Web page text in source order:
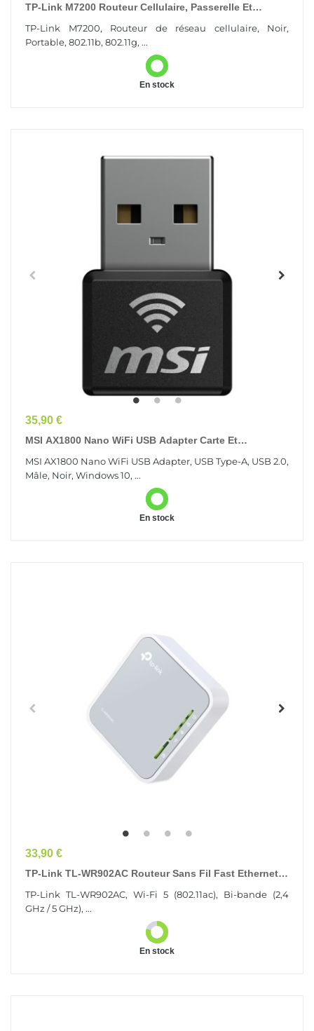
TP-Link M7200 Routeur Cellulaire, Passerelle Et
TP-Link M7200, Routeur de réseau cellulaire, Noir,
Portable, 802.11b, 802.11g, ...
En stock
Prix
35,90 €
MSI AX1800 Nano WiFi USB Adapter Carte Et
MSI AX1800 Nano WiFi USB Adapter, USB Type-A, USB 2.0,
Mâle, Noir, Windows 10, ...
En stock
Prix
33,90 €
TP-Link TL-WR902AC Routeur Sans Fil Fast Ethernet
TP-Link TL-WR902AC, Wi-Fi 5 (802.11ac), Bi-bande (2,4
GHz / 5 GHz), ...
En stock